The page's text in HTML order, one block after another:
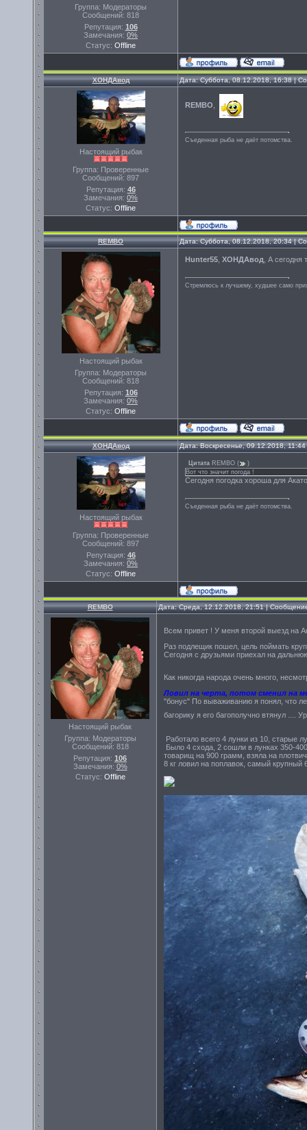
Группа: Модераторы
Сообщений: 818
Репутация: 106
Замечания: 0%
Статус: Offline
ХОНДАвод Дата: Суббота, 08.12.2018, 16:38 |
Настоящий рыбак
Группа: Проверенные
Сообщений: 897
Репутация: 46
Замечания: 0%
Статус: Offline
REMBO
Съеденная рыба не даёт потомства.
REMBO Дата: Суббота, 08.12.2018, 20:34 |
Настоящий рыбак
Группа: Модераторы
Сообщений: 818
Репутация: 106
Замечания: 0%
Статус: Offline
Hunter55 ХОНДАвод , А
Стремлюсь к лучшему, худшее само
ХОНДАвод Дата: Воскресенье, 09.12.2018,
Настоящий рыбак
Группа: Проверенные
Сообщений: 897
Репутация: 46
Замечания: 0%
Статус: Offline
Цитата REMBO (
)
Вот что значит погода !
Сегодня погодка хороша для
Съеденная рыба не даёт потомства.
REMBO Дата: Среда, 12.12.2018, 21:51 |
Настоящий рыбак
Группа: Модераторы
Сообщений: 818
Репутация: 106
Замечания: 0%
Статус: Offline
Всем привет ! У меня второй выезд на
Раз подлещик пошел, цель поймать
Сегодня с друзьями приехал на
Как никогда народа очень много,
Ловил на черта, потом сменил на
"бонус" По вываживанию я понял, что
багорику я его багополучно втянул ....
Работало всего 4 лунки из 10, старые
Было 4 схода, 2 сошли в лунках 350-
товарищ на 900 грамм, взяла на
8 кг ловил на поплавок, самый крупный